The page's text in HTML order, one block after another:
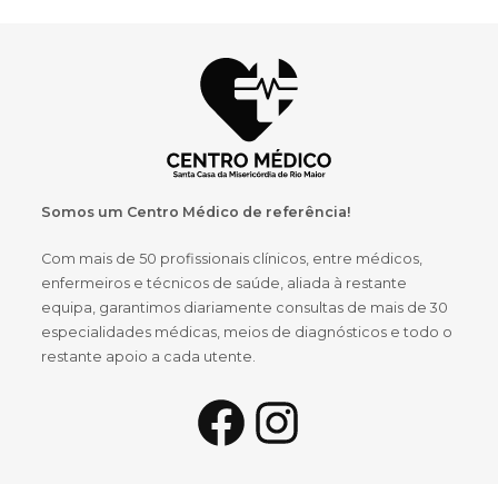
Somos um Centro Médico de referência!
Com mais de 50 profissionais clínicos, entre médicos,
enfermeiros e técnicos de saúde, aliada à restante
equipa, garantimos diariamente consultas de mais de 30
especialidades médicas, meios de diagnósticos e todo o
restante apoio a cada utente.
FacebookInstagram